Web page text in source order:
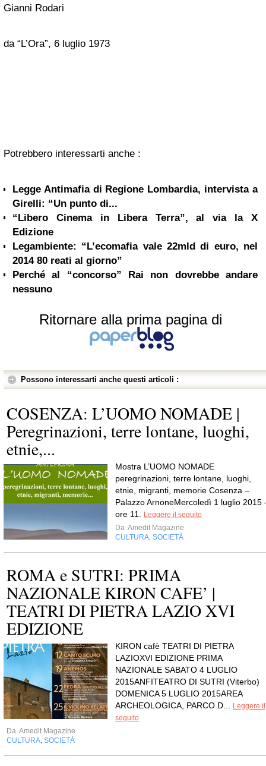
Gianni Rodari
da “L’Ora”, 6 luglio 1973
Potrebbero interessarti anche :
Legge Antimafia di Regione Lombardia, intervista a
Girelli: “Un punto di...
“Libero Cinema in Libera Terra”, al via la X
Edizione
Legambiente: “L’ecomafia vale 22mld di euro, nel
2014 80 reati al giorno”
Perché al “concorso” Rai non dovrebbe andare
nessuno
Ritornare alla prima pagina di
Possono interessarti anche questi articoli :
COSENZA: L’UOMO NOMADE |
Peregrinazioni, terre lontane, luoghi,
etnie,...
Mostra L’UOMO NOMADE
peregrinazioni, terre lontane, luoghi,
etnie, migranti, memorie Cosenza –
Palazzo ArnoneMercoledì 1 luglio 2015
ore 11.
Leggere il seguito
Da Amedit Magazine
CULTURA SOCIETÀ
ROMA e SUTRI: PRIMA
NAZIONALE KIRON CAFE’ |
TEATRI DI PIETRA LAZIO XVI
EDIZIONE
KIRON cafè TEATRI DI PIETRA
LAZIOXVI EDIZIONE PRIMA
NAZIONALE SABATO 4 LUGLIO
2015ANFITEATRO DI SUTRI (Viterbo)
DOMENICA 5 LUGLIO 2015AREA
ARCHEOLOGICA, PARCO D...
Leggere il
seguito
Da Amedit Magazine
CULTURA SOCIETÀ